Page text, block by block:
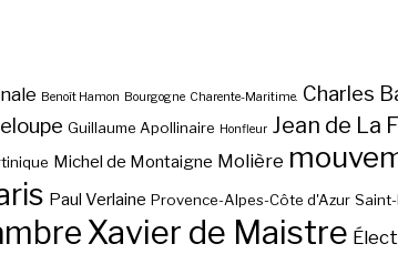
Benoît Hamon Bourgogne Charente-Maritime. Charles
Guillaume Apollinaire Honfleur Jean de La
Michel de Montaigne Molière
Paul Verlaine Provence-Alpes-Côte d'Azur
Xavier de Maistre